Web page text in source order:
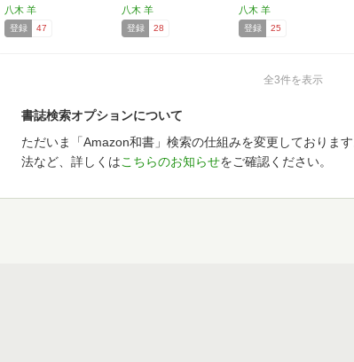
八木 羊
登録 47
不良…
八木 羊
登録 28
ブ…
八木 羊
登録 25
全3件を表示
書誌検索オプションについて
ただいま「Amazon和書」検索の仕組みを変更しておりま
法など、詳しくはこちらのお知らせをご確認ください。